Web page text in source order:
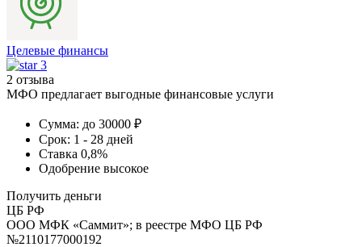
Целевые финансы
3
2 отзыва
МФО предлагает выгодные финансовые услуги
Сумма: до 30000 ₽
Срок: 1 - 28 дней
Ставка 0,8%
Одобрение высокое
Получить деньги
ЦБ РФ
ООО МФК «Саммит»; в реестре МФО ЦБ РФ
№2110177000192